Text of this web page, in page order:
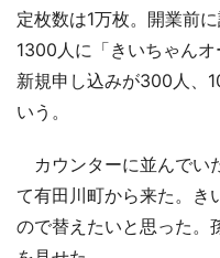
定枚数は1万枚。開業前
1300人に「きいちゃん
新規申し込みが300人、
いう。
カウンターに並んでい
て有田川町から来た。き
ので替えたいと思った。